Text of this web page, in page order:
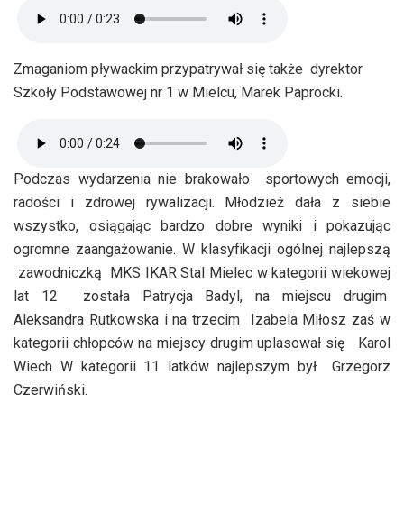
Zmaganiom pływackim przypatrywał się także dyrektor
Szkoły Podstawowej nr 1 w Mielcu, Marek Paprocki.
Podczas wydarzenia nie brakowało sportowych emocji,
radości i zdrowej rywalizacji. Młodzież dała z siebie
wszystko, osiągając bardzo dobre wyniki i pokazując
ogromne zaangażowanie. W klasyfikacji ogólnej najlepszą
zawodniczką MKS IKAR Stal Mielec w kategorii wiekowej
lat 12 została Patrycja Badyl, na miejscu drugim
Aleksandra Rutkowska i na trzecim Izabela Miłosz zaś w
kategorii chłopców na miejscy drugim uplasował się Karol
Wiech W kategorii 11 latków najlepszym był Grzegorz
Czerwiński.